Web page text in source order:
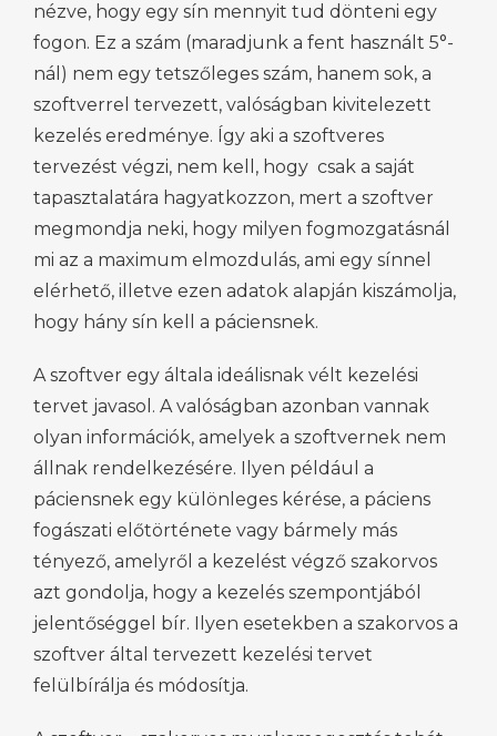
nézve, hogy egy sín mennyit tud dönteni egy
fogon. Ez a szám (maradjunk a fent használt 5°-
nál) nem egy tetszőleges szám, hanem sok, a
szoftverrel tervezett, valóságban kivitelezett
kezelés eredménye. Így aki a szoftveres
tervezést végzi, nem kell, hogy csak a saját
tapasztalatára hagyatkozzon, mert a szoftver
megmondja neki, hogy milyen fogmozgatásnál
mi az a maximum elmozdulás, ami egy sínnel
elérhető, illetve ezen adatok alapján kiszámolja,
hogy hány sín kell a páciensnek.
A szoftver egy általa ideálisnak vélt kezelési
tervet javasol. A valóságban azonban vannak
olyan információk, amelyek a szoftvernek nem
állnak rendelkezésére. Ilyen például a
páciensnek egy különleges kérése, a páciens
fogászati előtörténete vagy bármely más
tényező, amelyről a kezelést végző szakorvos
azt gondolja, hogy a kezelés szempontjából
jelentőséggel bír. Ilyen esetekben a szakorvos a
szoftver által tervezett kezelési tervet
felülbírálja és módosítja.